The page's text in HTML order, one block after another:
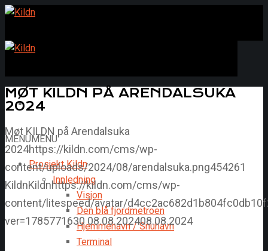
MENUMENU
Prosjekt Kildn
Innledning
Visjon
Den blå fjordmetroen
Hjemmehavn / Snuhavn
Terminal
MØT KILDN PÅ ARENDALSUKA
2024
Møt KILDN på Arendalsuka
2024https://kildn.com/cms/wp-
content/uploads/2024/08/arendalsuka.png454261
KildnKildnhttps://kildn.com/cms/wp-
content/litespeed/avatar/
ver=1785771630 08.08.202408.08.2024